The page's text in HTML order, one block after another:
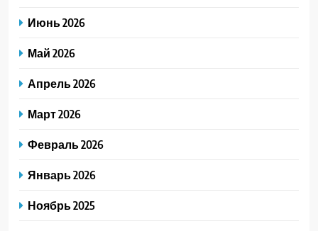
Июнь 2026
Май 2026
Апрель 2026
Март 2026
Февраль 2026
Январь 2026
Ноябрь 2025